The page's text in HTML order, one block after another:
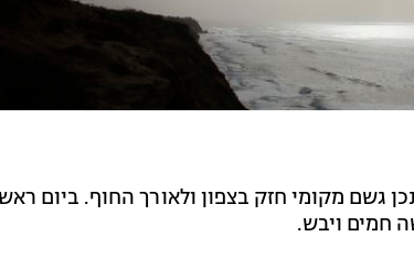
גשם מקומי חזק בצפון ולאורך החוף. ביום
חמים ויבש.